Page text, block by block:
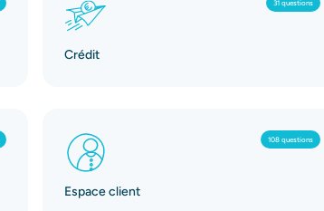
31 questions
Crédit
108 questions
Espace client